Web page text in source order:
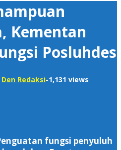
Kementan
Posluhdes
Den Redaksi-1,131 views
fungsi penyuluh